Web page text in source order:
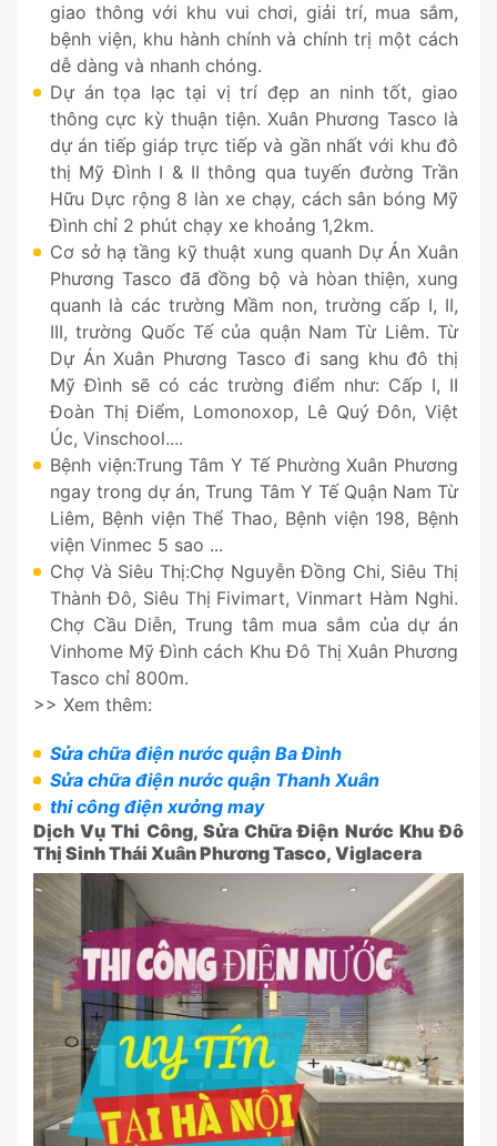
giao thông với khu vui chơi, giải trí, mua sắm,
bệnh viện, khu hành chính và chính trị một cách
dễ dàng và nhanh chóng.
Dự án tọa lạc tại vị trí đẹp an ninh tốt, giao
thông cực kỳ thuận tiện. Xuân Phương Tasco là
dự án tiếp giáp trực tiếp và gần nhất với khu đô
thị Mỹ Đình I & II thông qua tuyến đường Trần
Hữu Dực rộng 8 làn xe chạy, cách sân bóng Mỹ
Đình chỉ 2 phút chạy xe khoảng 1,2km.
Cơ sở hạ tầng kỹ thuật xung quanh Dự Án Xuân
Phương Tasco đã đồng bộ và hòan thiện, xung
quanh là các trường Mầm non, trường cấp I, II,
III, trường Quốc Tế của quận Nam Từ Liêm. Từ
Dự Án Xuân Phương Tasco đi sang khu đô thị
Mỹ Đình sẽ có các trường điểm như: Cấp I, II
Đoàn Thị Điểm, Lomonoxop, Lê Quý Đôn, Việt
Úc, Vinschool....
Bệnh viện:Trung Tâm Y Tế Phường Xuân Phương
ngay trong dự án, Trung Tâm Y Tế Quận Nam Từ
Liêm, Bệnh viện Thể Thao, Bệnh viện 198, Bệnh
viện Vinmec 5 sao ...
Chợ Và Siêu Thị:Chợ Nguyễn Đồng Chi, Siêu Thị
Thành Đô, Siêu Thị Fivimart, Vinmart Hàm Nghi.
Chợ Cầu Diễn, Trung tâm mua sắm của dự án
Vinhome Mỹ Đình cách Khu Đô Thị Xuân Phương
Tasco chỉ 800m.
>> Xem thêm:
Sửa chữa điện nước quận Ba Đình
Sửa chữa điện nước quận Thanh Xuân
thi công điện xưởng may
Dịch Vụ Thi Công, Sửa Chữa Điện Nước Khu Đô
Thị Sinh Thái Xuân Phương Tasco, Viglacera